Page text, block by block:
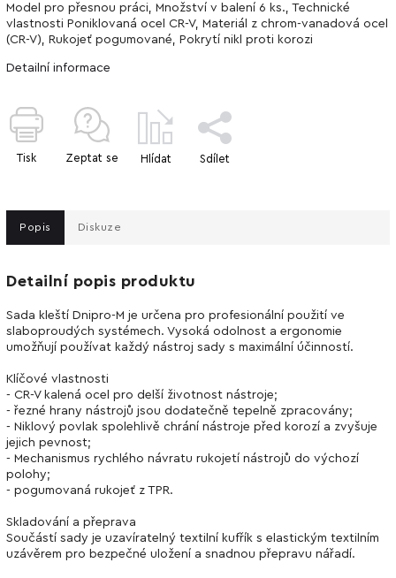
Model pro přesnou práci, Množství v balení 6 ks., Technické
vlastnosti Poniklovaná ocel CR-V, Materiál z chrom-vanadová ocel
(CR-V), Rukojeť pogumované, Pokrytí nikl proti korozi
Detailní informace
Tisk Zeptat se Hlídat Sdílet
Popis Diskuze
Detailní popis produktu
Sada kleští Dnipro-M je určena pro profesionální použití ve
slaboproudých systémech. Vysoká odolnost a ergonomie
umožňují používat každý nástroj sady s maximální účinností.
Klíčové vlastnosti
- CR-V kalená ocel pro delší životnost nástroje;
- řezné hrany nástrojů jsou dodatečně tepelně zpracovány;
- Niklový povlak spolehlivě chrání nástroje před korozí a zvyšuje
jejich pevnost;
- Mechanismus rychlého návratu rukojetí nástrojů do výchozí
polohy;
- pogumovaná rukojeť z TPR.
Skladování a přeprava
Součástí sady je uzavíratelný textilní kufřík s elastickým textilním
uzávěrem pro bezpečné uložení a snadnou přepravu nářadí.